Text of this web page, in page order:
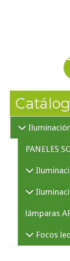
PANELES
lámparas
Focos